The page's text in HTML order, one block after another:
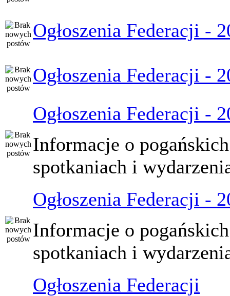
Ogłoszenia Federacji -
Ogłoszenia Federacji -
Ogłoszenia Federacji -
Informacje o pogańskich
spotkaniach i
Ogłoszenia Federacji -
Informacje o pogańskich
spotkaniach i
Ogłoszenia Federacji